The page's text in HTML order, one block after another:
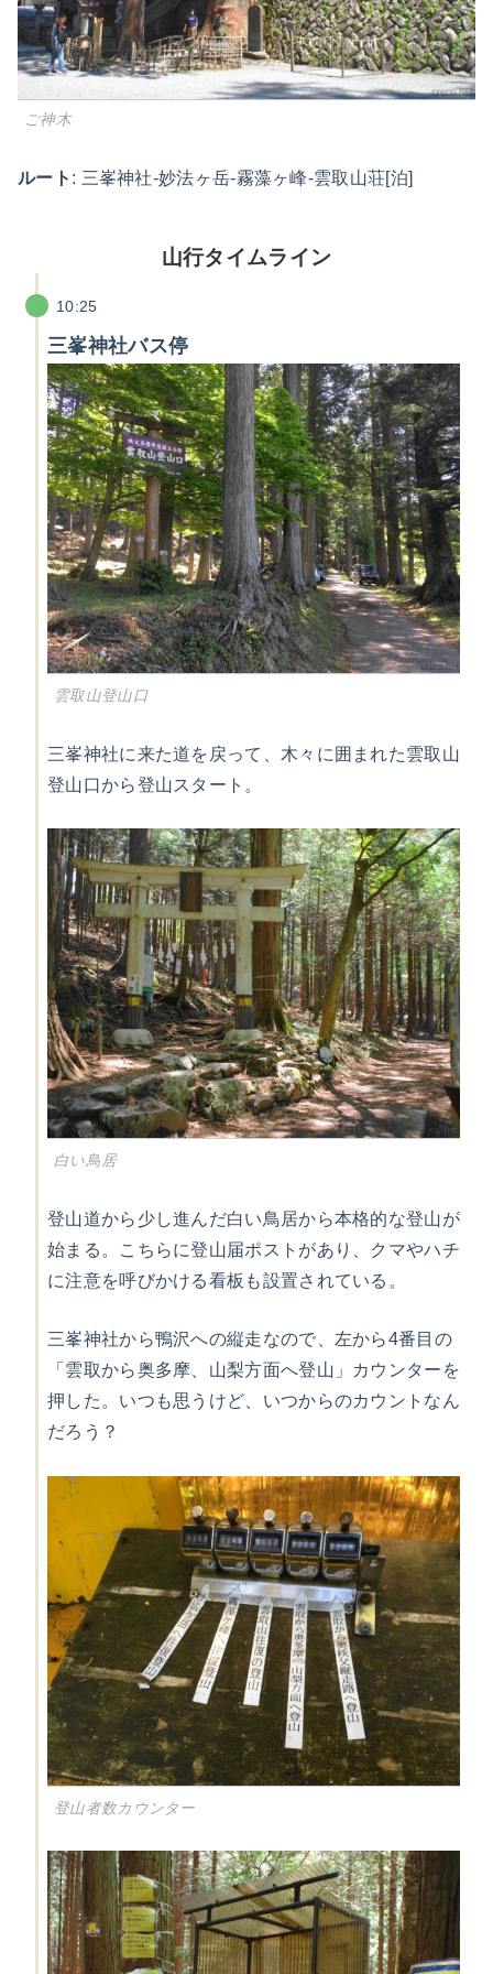
ご神木
ルート : 三峯神社-妙法ヶ岳-霧藻ヶ峰-雲取山荘[泊]
山行タイムライン
10:25
三峯神社バス停
雲取山登山口
三峯神社に来た道を戻って、木々に囲まれた雲取山
登山口から登山スタート。
白い鳥居
登山道から少し進んだ白い鳥居から本格的な登山が
始まる。こちらに登山届ポストがあり、クマやハチ
に注意を呼びかける看板も設置されている。
三峯神社から鴨沢への縦走なので、左から4番目の
「雲取から奥多摩、山梨方面へ登山」カウンターを
押した。いつも思うけど、いつからのカウントなん
だろう？
登山者数カウンター